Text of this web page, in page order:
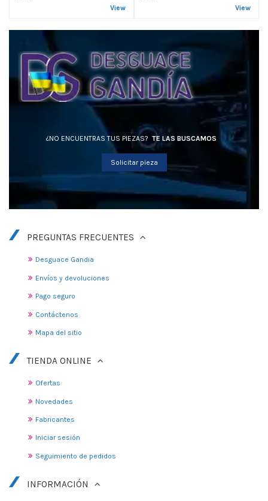
View View
¿NO ENCUENTRAS TUS PIEZAS? TE LAS BUSCAMOS
Solicitar pieza
PREGUNTAS FRECUENTES
Desguace Gandia
Envíos y devoluciones
Pago seguro
Contáctenos
Mapa del sitio
TIENDA ONLINE
Ofertas
Novedades
Fabricantes
Iniciar sesión
Seguimiento de pedidos
INFORMACIÓN